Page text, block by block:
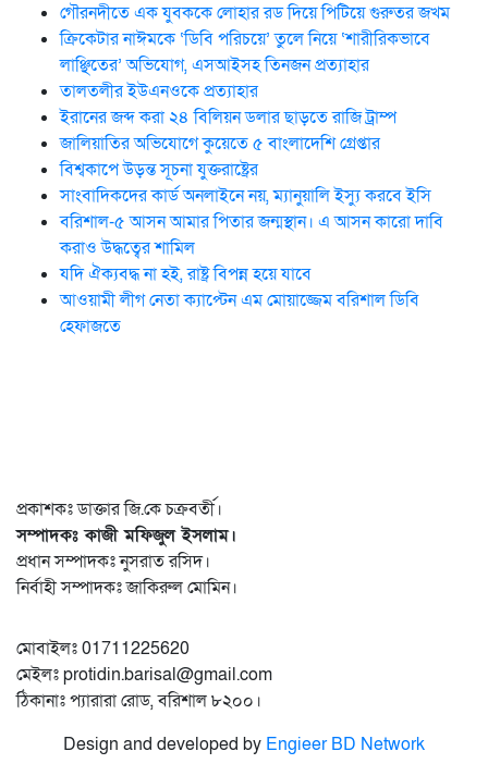
গৌরনদীতে এক যুবককে লোহার রড দিয়ে পিটিয়ে গুরুতর জখম
ক্রিকেটার নাঈমকে ‘ডিবি পরিচয়ে’ তুলে নিয়ে ‘শারীরিকভাবে
লাঞ্ছিতের’ অভিযোগ, এসআইসহ তিনজন প্রত্যাহার
তালতলীর ইউএনওকে প্রত্যাহার
ইরানের জব্দ করা ২৪ বিলিয়ন ডলার ছাড়তে রাজি ট্রাম্প
জালিয়াতির অভিযোগে কুয়েতে ৫ বাংলাদেশি গ্রেপ্তার
বিশ্বকাপে উড়ন্ত সূচনা যুক্তরাষ্ট্রের
সাংবাদিকদের কার্ড অনলাইনে নয়, ম্যানুয়ালি ইস্যু করবে ইসি
বরিশাল-৫ আসন আমার পিতার জন্মস্থান। এ আসন কারো দাবি
করাও উদ্ধত্বের শামিল
যদি ঐক্যবদ্ধ না হই, রাষ্ট্র বিপন্ন হয়ে যাবে
আওয়ামী লীগ নেতা ক্যাপ্টেন এম মোয়াজ্জেম বরিশাল ডিবি
হেফাজতে
প্রকাশকঃ ডাক্তার জি.কে চক্রবর্তী।
সম্পাদকঃ কাজী মফিজুল ইসলাম।
প্রধান সম্পাদকঃ নুসরাত রসিদ।
নির্বাহী সম্পাদকঃ জাকিরুল মোমিন।
মোবাইলঃ 01711225620
মেইলঃ protidin.barisal@gmail.com
ঠিকানাঃ প্যারারা রোড, বরিশাল ৮২০০।
Design and developed by Engieer BD Network